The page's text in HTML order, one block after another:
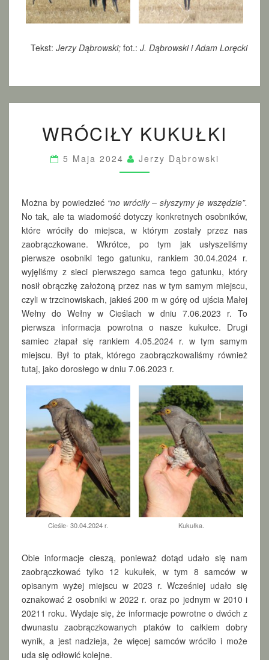
Tekst: Jerzy Dąbrowski; fot.: J. Dąbrowski i Adam Loręcki
R
Ó
C
K
U
K
U
Ł
K
I
WRÓCIŁY KUKUŁKI
5 Maja 2024 Jerzy Dąbrowski
Można by powiedzieć “no wróciły – słyszymy je wszędzie”.
No tak, ale ta wiadomość dotyczy konkretnych osobników,
które wróciły do miejsca, w którym zostały przez nas
zaobrączkowane. Wkrótce, po tym jak usłyszeliśmy
pierwsze osobniki tego gatunku, rankiem 30.04.2024 r.
wyjęliśmy z sieci pierwszego samca tego gatunku, który
nosił obrączkę założoną przez nas w tym samym miejscu,
czyli w trzcinowiskach, jakieś 200 m w górę od ujścia Małej
Wełny do Wełny w Cieślach w dniu 7.06.2023 r. To
pierwsza informacja powrotna o nasze kukułce. Drugi
samiec złapał się rankiem 4.05.2024 r. w tym samym
miejscu. Był to ptak, którego zaobrączkowaliśmy również
tutaj, jako dorosłego w dniu 7.06.2023 r.
Cieśle- 30.04.2024 r. Kukułka.
Obie informacje cieszą, ponieważ dotąd udało się nam
zaobrączkować tylko 12 kukułek, w tym 8 samców w
opisanym wyżej miejscu w 2023 r. Wcześniej udało się
oznakować 2 osobniki w 2022 r. oraz po jednym w 2010 i
20211 roku. Wydaje się, że informacje powrotne o dwóch z
dwunastu zaobrączkowanych ptaków to całkiem dobry
wynik, a jest nadzieja, że więcej samców wróciło i może
uda się odłowić kolejne.